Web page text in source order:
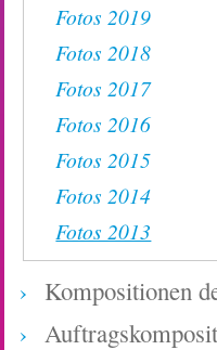
Fotos 2019
Fotos 2018
Fotos 2017
Fotos 2016
Fotos 2015
Fotos 2014
Fotos 2013
Kompositionen